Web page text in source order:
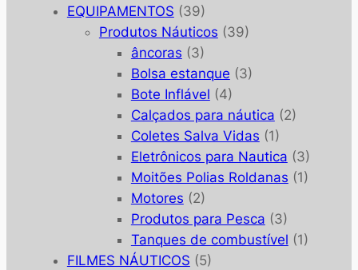
EQUIPAMENTOS (39)
Produtos Náuticos (39)
âncoras (3)
Bolsa estanque (3)
Bote Inflável (4)
Calçados para náutica (2)
Coletes Salva Vidas (1)
Eletrônicos para Nautica (3)
Moitões Polias Roldanas (1)
Motores (2)
Produtos para Pesca (3)
Tanques de combustível (1)
FILMES NÁUTICOS (5)